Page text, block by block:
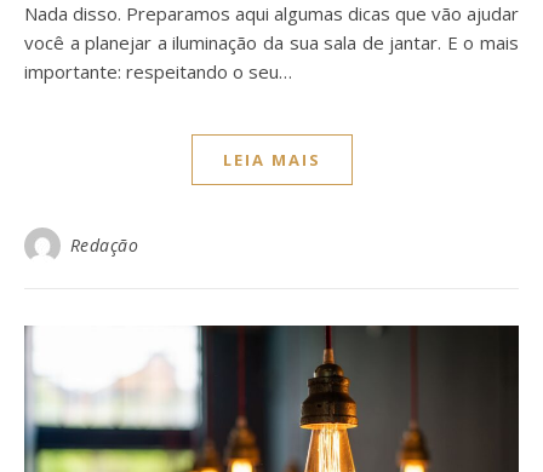
Nada disso. Preparamos aqui algumas dicas que vão ajudar
você a planejar a iluminação da sua sala de jantar. E o mais
importante: respeitando o seu…
LEIA MAIS
Redação